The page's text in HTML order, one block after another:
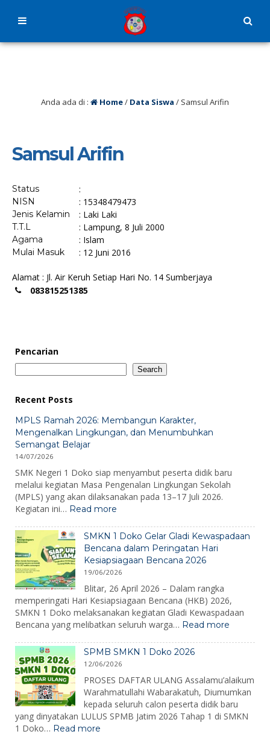
Anda ada di : Home/ Data Siswa / Samsul Arifin
Samsul Arifin
Status :
NISN : 15348479473
Jenis Kelamin : Laki Laki
T.T.L : Lampung, 8 Juli 2000
Agama : Islam
Mulai Masuk : 12 Juni 2016
Alamat : Jl. Air Keruh Setiap Hari No. 14 Sumberjaya
083815251385
Pencarian
Search
Recent Posts
MPLS Ramah 2026: Membangun Karakter,
Mengenalkan Lingkungan, dan Menumbuhkan
Semangat Belajar
14/07/2026
SMK Negeri 1 Doko siap menyambut peserta didik baru
melalui kegiatan Masa Pengenalan Lingkungan Sekolah
(MPLS) yang akan dilaksanakan pada 13–17 Juli 2026.
Kegiatan ini… Read more
Ramah
2026:
Membangun
Karakter,
Mengenalkan
Lingkungan,
dan
Menumbuhkan
Semangat
Belajar
SMKN 1 Doko Gelar Gladi Kewaspadaan
Bencana dalam Peringatan Hari
Kesiapsiagaan Bencana 2026
19/06/2026
Blitar, 26 April 2026 – Dalam rangka
memperingati Hari Kesiapsiagaan Bencana (HKB) 2026,
SMKN 1 Doko melaksanakan kegiatan Gladi Kewaspadaan
Bencana yang melibatkan seluruh warga… Read more
1
Gladi
dalam
SPMB SMKN 1 Doko 2026
12/06/2026
PROSES DAFTAR ULANG Assalamu’alaikum
Warahmatullahi Wabarakatuh, Diumumkan
kepada seluruh calon peserta didik baru
yang dinyatakan LULUS SPMB Jatim 2026 Tahap 1 di SMKN
1 Doko… Read more